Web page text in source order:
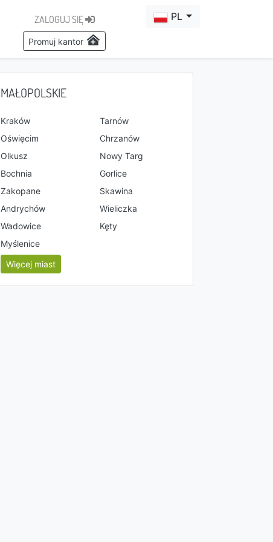
ZALOGUJ SIĘ
Promuj kantor
PL
MAŁOPOLSKIE
Kraków
Tarnów
Oświęcim
Chrzanów
Olkusz
Nowy Targ
Bochnia
Gorlice
Zakopane
Skawina
Andrychów
Wieliczka
Wadowice
Kęty
Myślenice
Więcej miast